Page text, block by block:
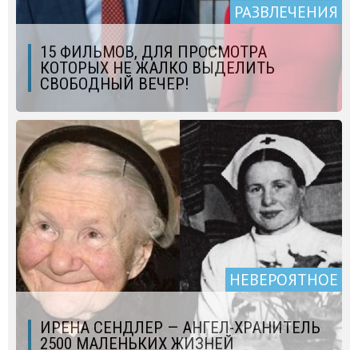
РАЗВЛЕЧЕНИЯ
15 ФИЛЬМОВ, ДЛЯ ПРОСМОТРА
КОТОРЫХ НЕ ЖАЛКО ВЫДЕЛИТЬ
СВОБОДНЫЙ ВЕЧЕР!
НЕВЕРОЯТНОЕ
ИРЕНА СЕНДЛЕР — АНГЕЛ-ХРАНИТЕЛЬ
2500 МАЛЕНЬКИХ ЖИЗНЕЙ